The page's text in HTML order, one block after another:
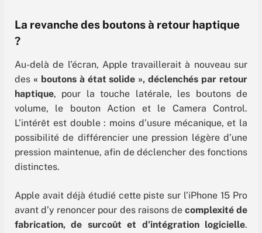
La revanche des boutons à retour haptique
?
Au-delà de l’écran, Apple travaillerait à nouveau sur
des « boutons à état solide », déclenchés par retour
haptique, pour la touche latérale, les boutons de
volume, le bouton Action et le Camera Control.
L’intérêt est double : moins d’usure mécanique, et la
possibilité de différencier une pression légère d’une
pression maintenue, afin de déclencher des fonctions
distinctes.
Apple avait déjà étudié cette piste sur l’iPhone 15 Pro
avant d’y renoncer pour des raisons de complexité de
fabrication, de surcoût et d’intégration logicielle.